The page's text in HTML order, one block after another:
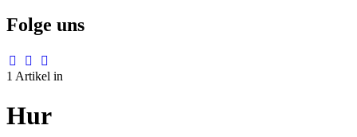
Folge uns
1 Artikel in
Hur